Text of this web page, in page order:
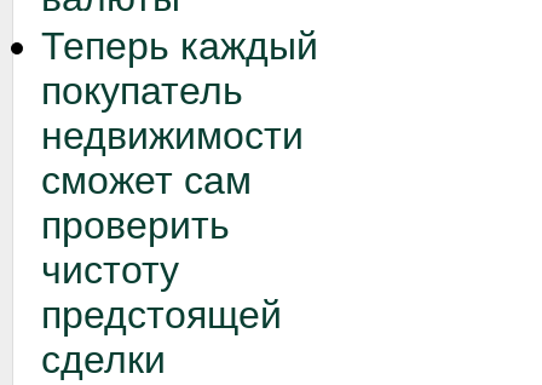
Теперь каждый
покупатель
недвижимости
сможет сам
проверить
чистоту
предстоящей
сделки